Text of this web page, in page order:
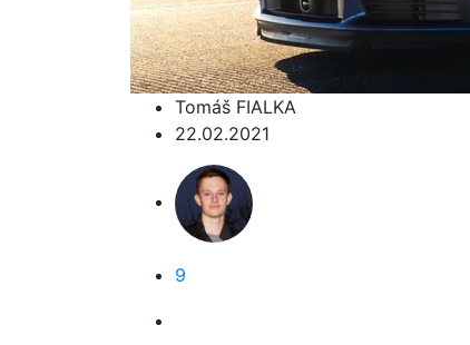
Tomáš FIALKA
22.02.2021
9